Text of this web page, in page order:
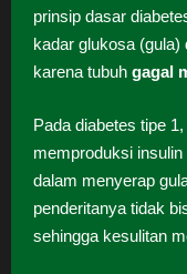
prinsip dasar
kadar glukosa (gula)
karena tubuh gagal
Pada diabetes tipe
memproduksi
dalam menyerap
penderitanya tidak
sehingga kesulitan